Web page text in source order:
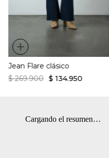
¿Cómo es el fit?:
Tiro alto
temperatura máxima de la
revés. OTROS: No planchar los
tendedero a la sombra.
+
Jean Flare clásico
$ 269.900 $ 134.950
Cargando el resumen…